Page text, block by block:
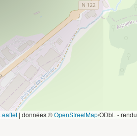
| données ©OpenStreetMap/ODbL - rendu